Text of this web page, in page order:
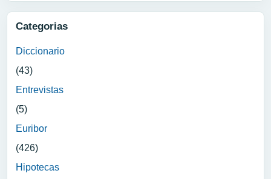
Categorias
Diccionario
(43)
Entrevistas
(5)
Euribor
(426)
Hipotecas